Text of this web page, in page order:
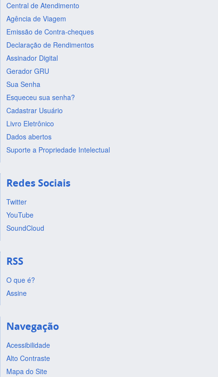
Central de Atendimento
Agência de Viagem
Emissão de Contra-cheques
Declaração de Rendimentos
Assinador Digital
Gerador GRU
Sua Senha
Esqueceu sua senha?
Cadastrar Usuário
Livro Eletrônico
Dados abertos
Suporte a Propriedade Intelectual
Redes Sociais
Twitter
YouTube
SoundCloud
RSS
O que é?
Assine
Navegação
Acessibilidade
Alto Contraste
Mapa do Site